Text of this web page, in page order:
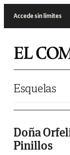
Accede sin límites
Esquelas
Doña
Pinillos